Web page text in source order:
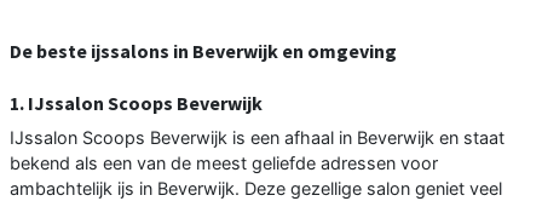
De beste ijssalons in Beverwijk en omgeving
1. IJssalon Scoops Beverwijk
IJssalon Scoops Beverwijk is een afhaal in Beverwijk en staat
bekend als een van de meest geliefde adressen voor
ambachtelijk ijs in Beverwijk. Deze gezellige salon geniet veel